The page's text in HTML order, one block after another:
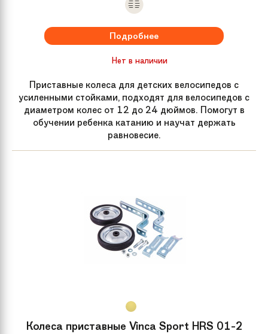
Подробнее
Нет в наличии
Приставные колеса для детских велосипедов с
усиленными стойками, подходят для велосипедов с
диаметром колес от 12 до 24 дюймов. Помогут в
обучении ребенка катанию и научат держать
равновесие.
Колеса приставные Vinca Sport HRS 01-2